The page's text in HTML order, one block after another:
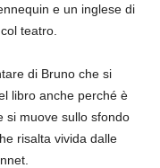
e un inglese di
teatro.
di Bruno che si
libro anche perché è
si muove sullo sfondo
risalta vivida dalle